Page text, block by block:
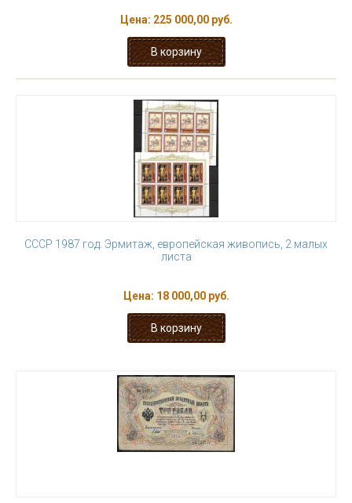
Цена: 225 000,00 руб.
СССР 1987 год. Эрмитаж, европейская живопись, 2 малых
листа
Цена: 18 000,00 руб.